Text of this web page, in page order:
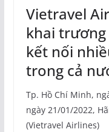
Vietravel
khai
kết nối
trong cả
Tp. Hồ Chí Minh,
ngày 21/01/2022,
(Vietravel Airlines)